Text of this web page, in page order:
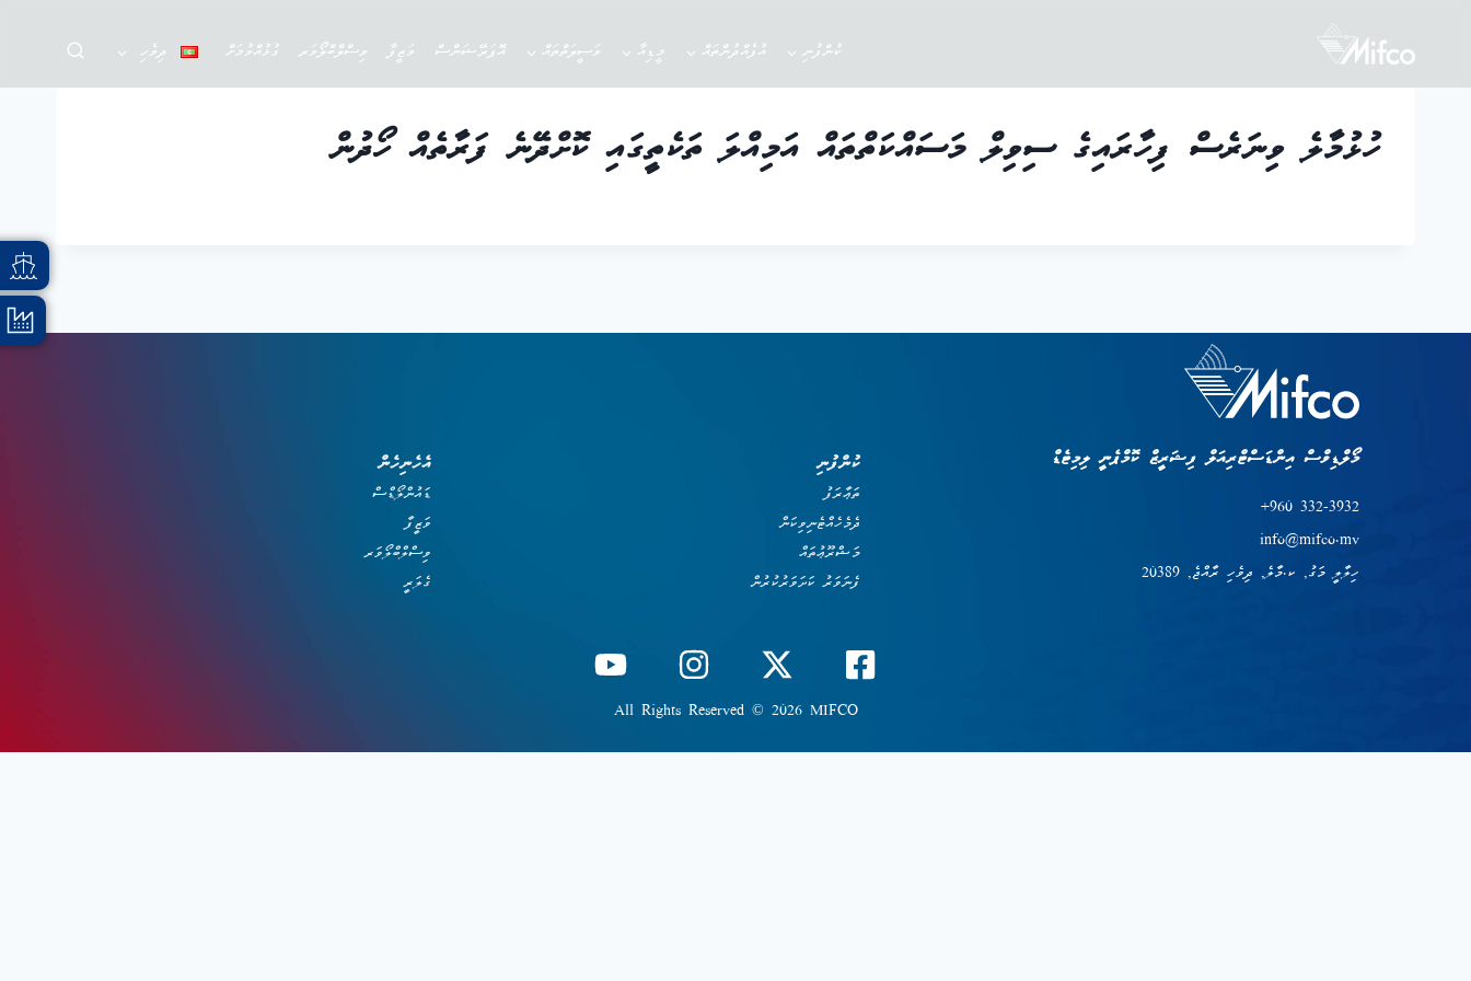
ކުންފުނި އުފެއްދުންތައް މީޑިއާ ވަސީލަތްތައް އޮޕަރޭޝަންސް ވަޒީފާ ވިސްލްބްލޯވަރ ގުޅުއްވުމަށް ދިވެހި
ހުޅުމާލެ ވިނަރެސް ފިހާރައިގެ ސިވިލް މަސައްކަތްތައް އަމިއްލަ ތަކެތީގައި ކޮށްދޭނެ ފަރާތެއް ހޯދުން
މޯލްޑިވްސް އިންޑަސްޓްރިއަލް ފިޝަރީޒް ކޮމްޕެނީ ލިމިޓެޑް
+960 332-3932
info@mifco.mv
ހިލާލީ މަގު, ކ.މާލެ, ދިވެހި ރާއްޖެ, 20389
ކުންފުނި
ތަޢާރަފު
ދެމެހެއްޓެނިވިކަން
މަޝްރޫޢުތައް
ފެނަވަރު ކަށަވަރުކުރުން
އެހެނިހެން
ޑައުންލޯޑްސް
ވަޒީފާ
ވިސްލްބްލޯވަރ
ގެލަރީ
All Rights Reserved © 2026 MIFCO